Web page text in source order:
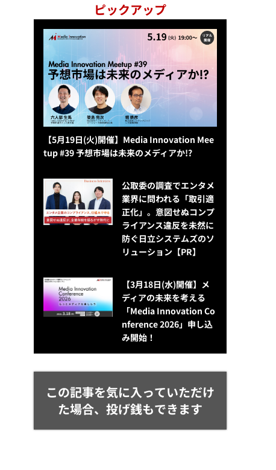
ピックアップ
【5月19日(火)開催】Media Innovation Mee
tup #39 予想市場は未来のメディアか!?
公​​取委の調査でエンタメ
業界に問われる「取引適
正化」。意図せぬコンプ
ライアンス違反を未然に
防ぐ日立システムズのソ
リューション​【PR】
【3月18日(水)開催】メ
ディアの未来を考える
「Media Innovation Co
nference 2026」申し込
み開始！
この記事を気に入っていただけ
た場合、投げ銭もできます